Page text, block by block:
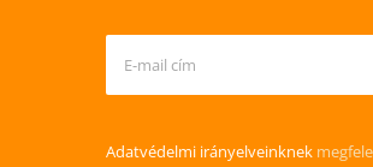
Adatvédelmi irányelveinknek